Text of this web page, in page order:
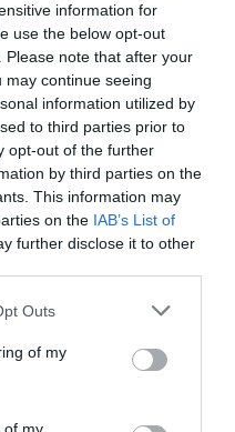
information for
use the below opt-out
note that after your
continue seeing
information utilized by
to third parties prior to
opt-out of the further
by third parties on the
This information may
on the IAB’s List of
further disclose it to other
uses one or more Google
You may click to
its third-party tags to
in below Google
Outs
of my
στο
μεγάλη διεθνή
Γεωργιάδου, η
σπάθη γυναικών, στο
που διεξάγεται στο